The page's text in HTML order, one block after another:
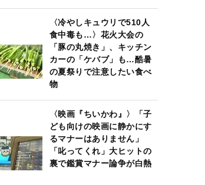
〈冷やしキュウリで510人
食中毒も…〉花火大会の
「豚の丸焼き」、キッチン
カーの「ケバブ」も…酷暑
の夏祭りで注意したい食べ
物
〈映画『ちいかわ』〉「子
ども向けの映画に静かにす
るマナーはありません」
「叱ってくれ」大ヒットの
裏で鑑賞マナー論争が白熱